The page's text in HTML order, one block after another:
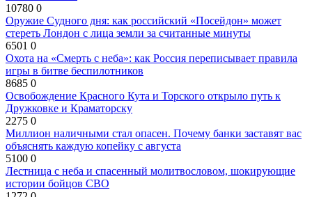
10780 0
Оружие Судного дня: как российский «Посейдон» может
стереть Лондон с лица земли за считанные минуты
6501 0
Охота на «Смерть с неба»: как Россия переписывает правила
игры в битве беспилотников
8685 0
Освобождение Красного Кута и Торского открыло путь к
Дружковке и Краматорску
2275 0
Миллион наличными стал опасен. Почему банки заставят вас
объяснять каждую копейку с августа
5100 0
Лестница с неба и спасенный молитвословом, шокирующие
истории бойцов СВО